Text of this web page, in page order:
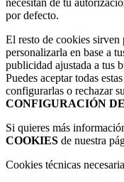
necesitan de tu
por defecto.
El resto de cookies sirven
personalizarla en base a
publicidad ajustada a tus
Puedes aceptar todas
configurarlas o rechazar
CONFIGURACIÓN
Si quieres más
COOKIES de nuestra
Cookies técnicas